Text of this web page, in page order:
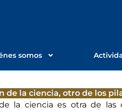
somos
de la ciencia, otro de los
la ciencia es otra de las